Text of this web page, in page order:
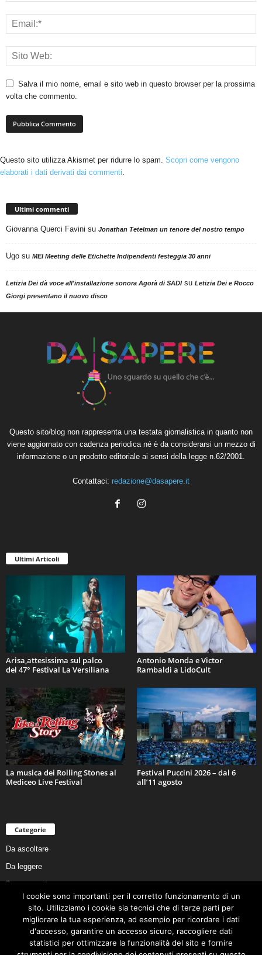
Salva il mio nome, email e sito web in questo browser per la prossima
volta che commento.
Questo sito utilizza Akismet per ridurre lo spam. Scopri come vengono
elaborati i dati derivati dai commenti.
Ultimi commenti
Giovanna Querci Favini su Jonathan Tetelman un tenore del nostro tempo
Ugo su MEI Meeting delle Etichette Indipendenti festeggia 30 anni
Letizia Dei dà voce all'installazione sonora Agorà di SADIsu Letizia Dei e Rocco
Giorgi presentano il nuovo disco
Questo sito/blog non rappresenta una testata giornalistica in quanto non
viene aggiornato con cadenza periodica né è da considerarsi un mezzo di
informazione o un prodotto editoriale ai sensi della legge n.62/2001.
Contattaci: redazione@dasapere.it
Ultimi Articoli
Arisa,attesissima sul palco
del 47° Festival La Versiliana
Antonio Monda e Victor
Rambaldi a LidoCult
La musica dei Rolling Stones al
Mediceo Live Festival
Festival Puccini 2026 – dal 6
all’11 agosto
Categorie
Da ascoltare
Da leggere
Da non perdere
Da conoscere
Da preservare
Da vivere
I cookie sono importanti per il corretto funzionamento di un
sito. Utilizziamo i cookie sia tecnici che di terze parti per
migliorare la tua esperienza, ad esempio per ricordare i dati
d'accesso, garantire un accesso sicuro, raccogliere dati
statistici per ottimizzare la funzionalità del sito e fornire